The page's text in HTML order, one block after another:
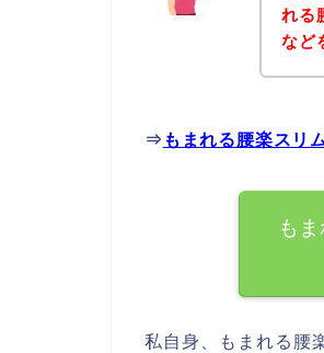
れる
など
⇒ もまれる腰楽スリ
も
私自身、もまれる腰